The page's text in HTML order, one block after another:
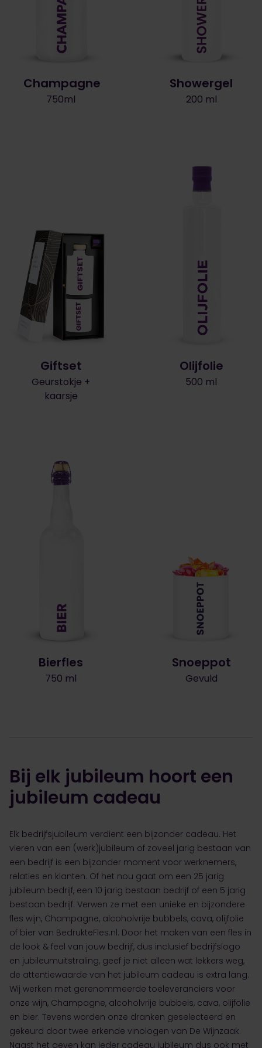
Champagne
750ml
Showergel
200 ml
Giftset
Geurstokje +
kaarsje
Olijfolie
500 ml
Bierfles
750 ml
Snoeppot
Gevuld
Bij elk jubileum hoort een
jubileum cadeau
Elk bedrijfsjubileum verdient een bijzonder cadeau. Het
vieren van een (werk)jubileum of zoveel jarig bestaan van
een bedrijf is een bijzonder moment voor werknemers,
relaties en klanten. Of het nou gaat om een 25 jarig
jubileum bedrijf, een 10 jarig bestaan bedrijf of een 5 jarig
bestaan bedrijf. Verwen ze met een unieke en bijzondere
fles wijn, Champagne, alcoholvrije bubbels, cava, olijfolie
of bier van BedrukteFles.nl. Door het maken van een fles in
de look & feel van jouw bedrijf, dus inclusief bedrijfslogo
en jubileumuitstraling, geef je niet alleen wat lekkers weg,
de attentiewaarde van het jubileum cadeau is extra lang.
Wij werken met gerenommeerde toeleveranciers voor
onze wijn, Champagne, alcoholvrije bubbels, cava, olijfolie
en bier. Tevens worden onze dranken geselecteerd en
gekeurd door twee erkende vinologen van De Wijnzaak.
Naast het geven kan ieder cadeau jubileum dus ook met